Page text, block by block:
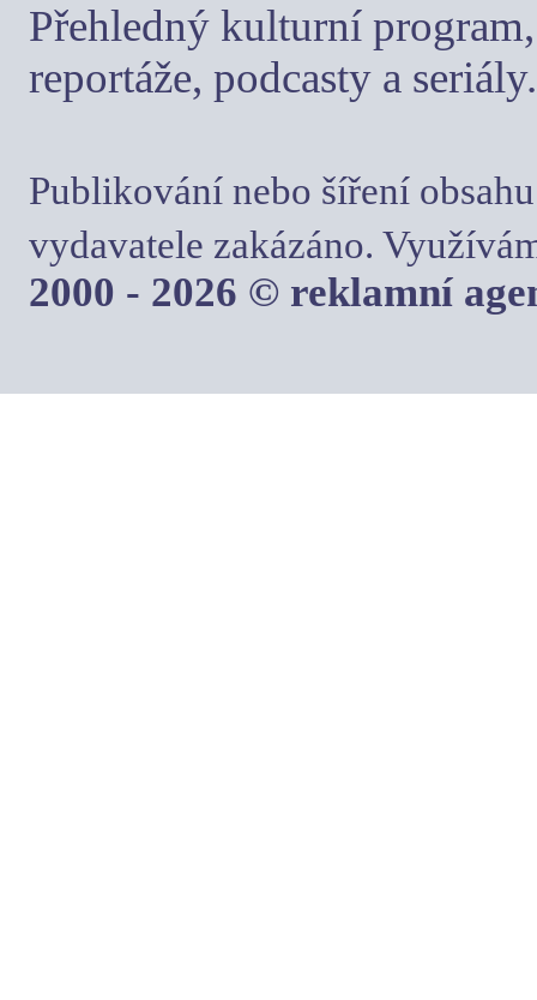
Přehledný kulturní
reportáže, podcasty a seriály.
Publikování nebo šíření
vydavatele zakázáno.
2000 - 2026 © reklamní